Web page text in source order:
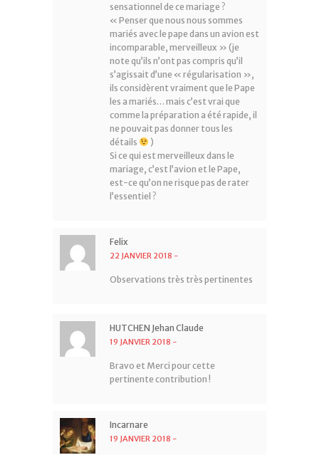
sensationnel de ce mariage ?
« Penser que nous nous sommes
mariés avec le pape dans un avion est
incomparable, merveilleux » (je
note qu’ils n’ont pas compris qu’il
s’agissait d’une « régularisation »,
ils considèrent vraiment que le Pape
les a mariés… mais c’est vrai que
comme la préparation a été rapide, il
ne pouvait pas donner tous les
détails
)
Si ce qui est merveilleux dans le
mariage, c’est l’avion et le Pape,
est-ce qu’on ne risque pas de rater
l’essentiel ?
Felix
22 JANVIER 2018 -
Observations très très pertinentes
HUTCHEN Jehan Claude
19 JANVIER 2018 -
Bravo et Merci pour cette
pertinente contribution !
Incarnare
19 JANVIER 2018 -